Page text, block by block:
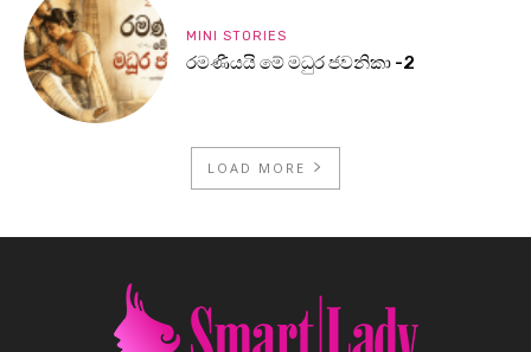
MINI STORIES
රමණීයයි මේ මධුර ජවනිකා -2
LOAD MORE